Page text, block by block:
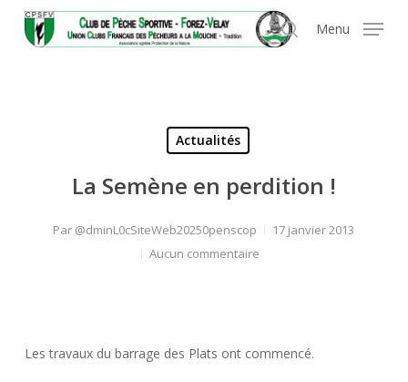
Panneau de gestion des cookies
search
Menu
Actualités
La Semène en perdition !
Par @dminL0cSiteWeb20250penscop
17 janvier 2013
Aucun commentaire
Les travaux du barrage des Plats ont commencé.